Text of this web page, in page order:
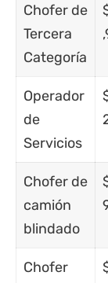
Chofer de
Tercera
Categoría
Operador
de
Servicios
Chofer de
camión
blindado
Chofer